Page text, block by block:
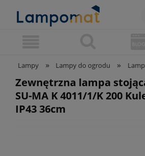
Lampy » Lampy do ogrodu »
Zewnętrzna lampa
SU-MA K 4011/1/K 200
IP43 36cm